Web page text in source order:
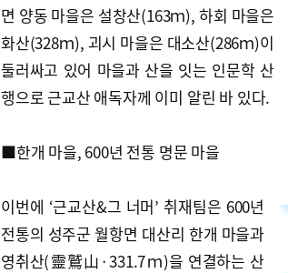
면 양동 마을은 설창산(163ｍ), 하회 마을은
화산(328ｍ), 괴시 마을은 대소산(286ｍ)이
둘러싸고 있어 마을과 산을 잇는 인문학 산
행으로 근교산 애독자께 이미 알린 바 있다.
■한개 마을, 600년 전통 명문 마을
이번에 ‘근교산&그 너머’ 취재팀은 600년
전통의 성주군 월항면 대산리 한개 마을과
영취산(靈鷲山·331.7ｍ)을 연결하는 산